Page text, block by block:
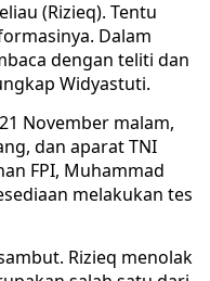
(Rizieq). Tentu
Dalam
dengan teliti dan
Widyastuti.
November malam,
dan aparat TNI
FPI, Muhammad
melakukan tes
Rizieq menolak